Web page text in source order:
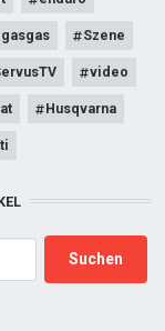
gasgas Szene
video
Husqvarna